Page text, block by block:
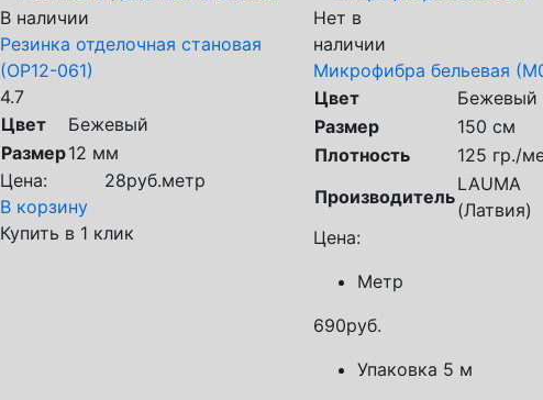
В наличии
Резинка отделочная становая
(ОР12-061)
4.7
Цвет
Бежевый
Размер12 мм
Цена:
28руб.метр
В корзину
Купить в 1 клик
Нет в
наличии
Микрофибра бельевая
Цвет
Бежевый
Размер
150 см
Плотность
125 гр./
Производитель
LAUMA
(Латвия)
Цена:
Метр
690руб.
Упаковка 5 м